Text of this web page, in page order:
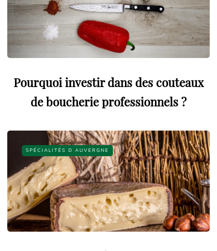
Pourquoi investir dans des couteaux
de boucherie professionnels ?
SPÉCIALITÉS D AUVERGNE